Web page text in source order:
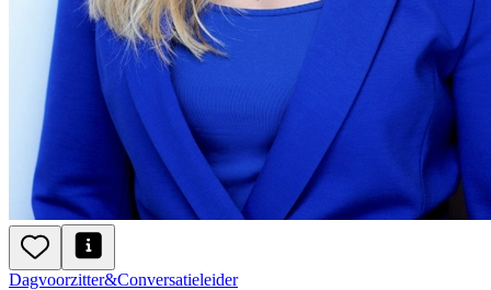
Dagvoorzitter&Conversatieleider